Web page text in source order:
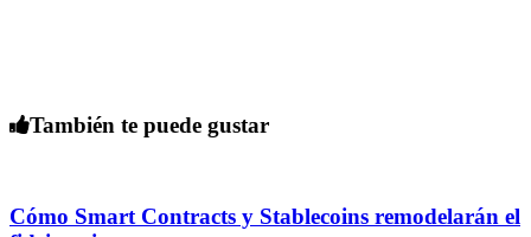
También te puede gustar
Cómo Smart Contracts y Stablecoins remodelarán el